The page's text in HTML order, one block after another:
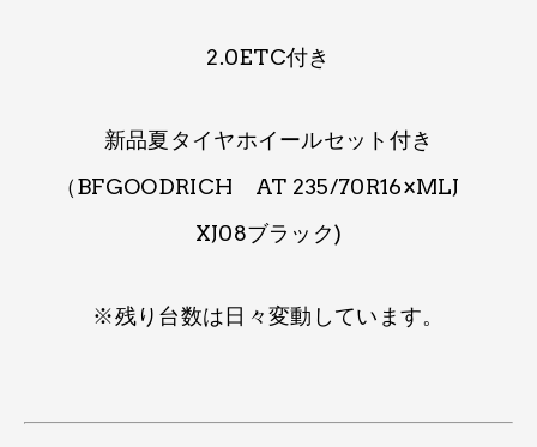
2.0ETC付き
新品夏タイヤホイールセット付き
（BFGOODRICH AT 235/70R16×MLJ
XJ08ブラック)
※残り台数は​日々変動しています。​